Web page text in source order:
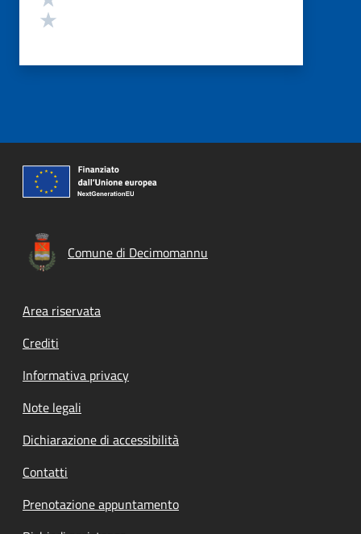
Comune di Decimomannu
Footer menu
Area riservata
Crediti
Informativa privacy
Note legali
Dichiarazione di accessibilità
Contatti
Prenotazione appuntamento